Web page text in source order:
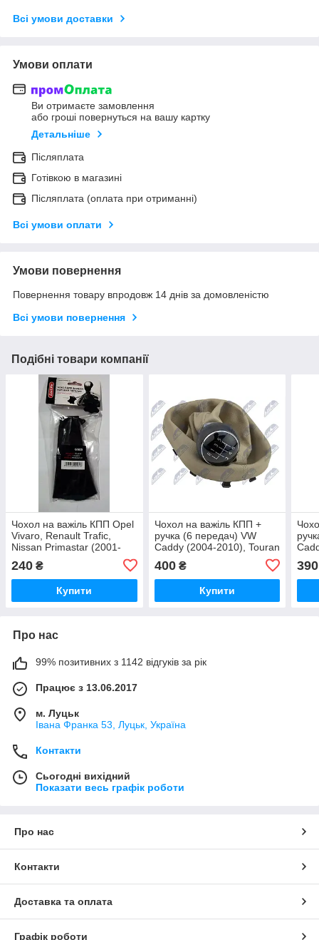
Всі умови доставки
Умови оплати
Ви отримаєте замовлення
або гроші повернуться на вашу картку
Детальніше
Післяплата
Готівкою в магазині
Післяплата (оплата при отриманні)
Всі умови оплати
Умови повернення
Повернення товару впродовж 14 днів за домовленістю
Всі умови повернення
Подібні товари компанії
Чохол на важіль КПП Opel
Vivaro, Renault Trafic,
Nissan Primastar (2001-
240 ₴
Купити
Чохол на важіль КПП +
ручка (6 передач) VW
Caddy (2004-2010), Touran
400₴
Купити
390
Про нас
99% позитивних з 1142 відгуків за рік
Працює з 13.06.2017
м. Луцьк
Івана Франка 53, Луцьк, Україна
Контакти
Сьогодні вихідний
Показати весь графік роботи
Про нас
Контакти
Доставка та оплата
Графік роботи